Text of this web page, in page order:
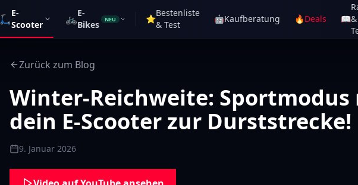
🛴E-
Scooter
🚲E-
Bikes
NEU ⭐
Bestenliste
& Test
🤖Kaufberatung 🔥Deals 📖&
Zurück zum Blog
Winter-Reichweite: Sportmodus
dein E-Scooter zur Durststrecke!
9. Januar 2026